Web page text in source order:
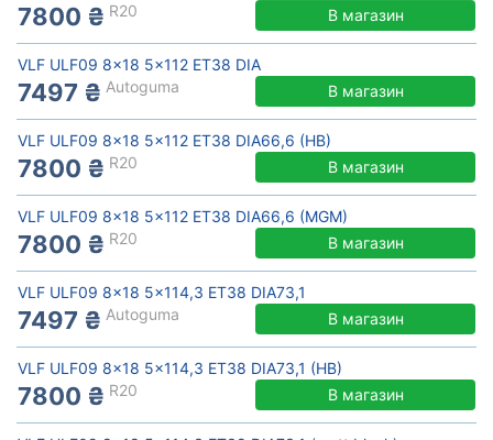
7800 ₴ R20 В магазин
VLF ULF09 8x18 5x112 ET38 DIA
7497 ₴ Autoguma В магазин
VLF ULF09 8x18 5x112 ET38 DIA66,6 (HB)
7800 ₴ R20 В магазин
VLF ULF09 8x18 5x112 ET38 DIA66,6 (MGM)
7800 ₴ R20 В магазин
VLF ULF09 8x18 5x114,3 ET38 DIA73,1
7497 ₴ Autoguma В магазин
VLF ULF09 8x18 5x114,3 ET38 DIA73,1 (HB)
7800 ₴ R20 В магазин